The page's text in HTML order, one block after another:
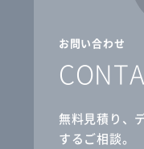
お問い合わせ
無料見積り、
するご相談。